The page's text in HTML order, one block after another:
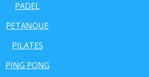
PADEL
PETANQUE
PILATES
PING PONG